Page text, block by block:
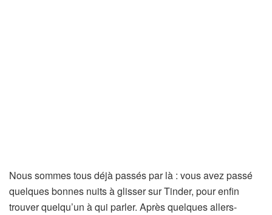
Nous sommes tous déjà passés par là : vous avez passé
quelques bonnes nuits à glisser sur Tinder, pour enfin
trouver quelqu’un à qui parler. Après quelques allers-